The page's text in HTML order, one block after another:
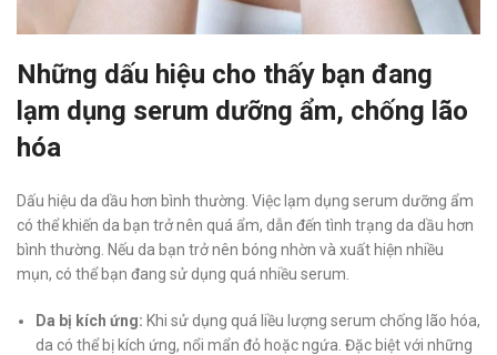
Những dấu hiệu cho thấy bạn đang
lạm dụng serum dưỡng ẩm, chống lão
hóa
Dấu hiệu da dầu hơn bình thường. Việc lạm dụng serum dưỡng ẩm
có thể khiến da bạn trở nên quá ẩm, dẫn đến tình trạng da dầu hơn
bình thường. Nếu da bạn trở nên bóng nhờn và xuất hiện nhiều
mụn, có thể bạn đang sử dụng quá nhiều serum.
Da bị kích ứng: Khi sử dụng quá liều lượng serum chống lão hóa,
da có thể bị kích ứng, nổi mẩn đỏ hoặc ngứa. Đặc biệt với những